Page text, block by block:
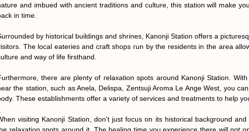
and imbued with ancient traditions and culture, this station will make
in time.
by historical buildings and shrines, Kanonji Station offers a
The local eateries and craft shops run by the residents in the area
and way of life firsthand.
there are plenty of relaxation spots around Kanonji Station.
the station, such as Anela, Delispa, Zentsuji Aroma Le Ange West, you
These establishments offer a variety of services and treatments to help
visiting Kanonji Station, don't just focus on its historical background
relaxation spots around it. The healing time you experience there will not